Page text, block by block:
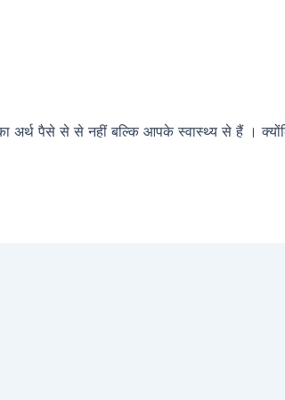
अर्थ पैसे से से नहीं बल्कि आपके स्वास्थ्य से हैं ।